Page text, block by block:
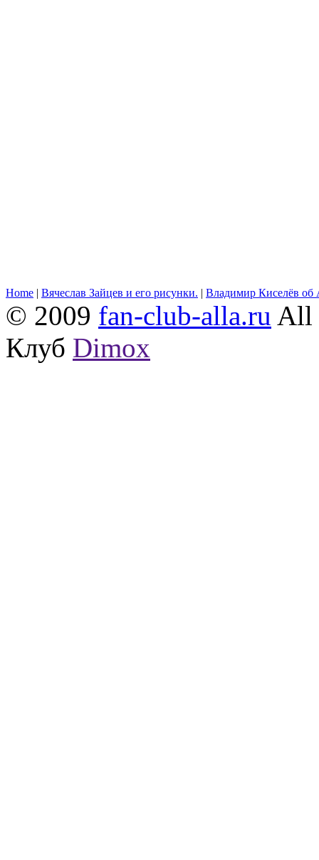
Home | Вячеслав Зайцев и его рисунки. | Владимир Киселёв об
© 2009 fan-club-alla.ru All
Клуб Dimox